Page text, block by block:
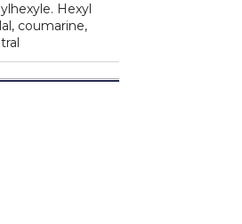
Hexyl
coumarine,